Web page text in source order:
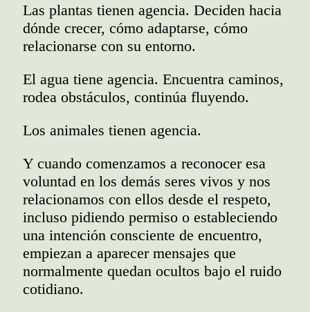
Las plantas tienen agencia. Deciden hacia
dónde crecer, cómo adaptarse, cómo
relacionarse con su entorno.
El agua tiene agencia. Encuentra caminos,
rodea obstáculos, continúa fluyendo.
Los animales tienen agencia.
Y cuando comenzamos a reconocer esa
voluntad en los demás seres vivos y nos
relacionamos con ellos desde el respeto,
incluso pidiendo permiso o estableciendo
una intención consciente de encuentro,
empiezan a aparecer mensajes que
normalmente quedan ocultos bajo el ruido
cotidiano.